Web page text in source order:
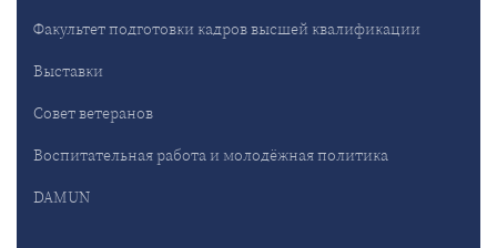
Факультет подготовки кадров высшей квалификации
Выставки
Совет ветеранов
Воспитательная работа и молодёжная политика
DAMUN